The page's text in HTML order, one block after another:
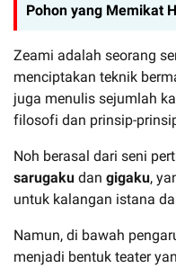
Pohon yang Memikat
Zeami adalah seorang
menciptakan teknik
juga menulis sejumlah
filosofi dan prinsip-
Noh berasal dari seni
sarugaku dan gigaku,
untuk kalangan istana
Namun, di bawah
menjadi bentuk teater